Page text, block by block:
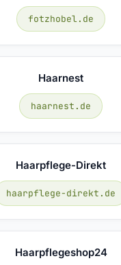
fotzhobel.de
Haarnest
haarnest.de
Haarpflege-Direkt
haarpflege-direkt.de
Haarpflegeshop24